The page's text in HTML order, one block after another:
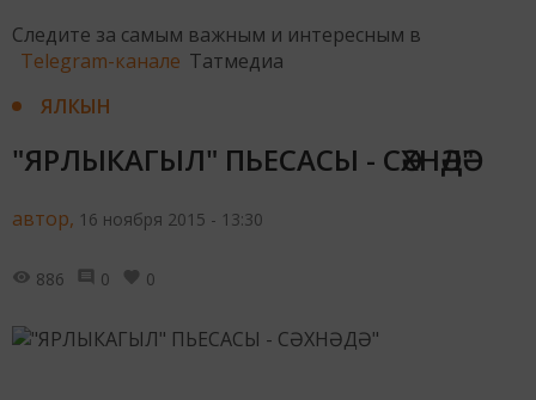
Следите за самым важным и интересным в
Telegram-канале Татмедиа
ЯЛКЫН
"ЯРЛЫКАГЫЛ" ПЬЕСАСЫ - СӘХНӘДӘ"
автор, 16 ноября 2015 - 13:30
886 0 0